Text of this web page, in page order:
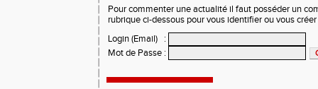
Pour commenter une actualité il faut posséder un
rubrique ci-dessous pour vous identifier ou vous
Login (Email)
:
Mot de Passe :